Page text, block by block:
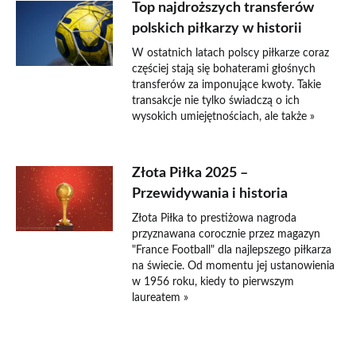
Top najdroższych transferów
polskich piłkarzy w historii
W ostatnich latach polscy piłkarze coraz
częściej stają się bohaterami głośnych
transferów za imponujące kwoty. Takie
transakcje nie tylko świadczą o ich
wysokich umiejętnościach, ale także »
Złota Piłka 2025 –
Przewidywania i historia
Złota Piłka to prestiżowa nagroda
przyznawana corocznie przez magazyn
"France Football" dla najlepszego piłkarza
na świecie. Od momentu jej ustanowienia
w 1956 roku, kiedy to pierwszym
laureatem »